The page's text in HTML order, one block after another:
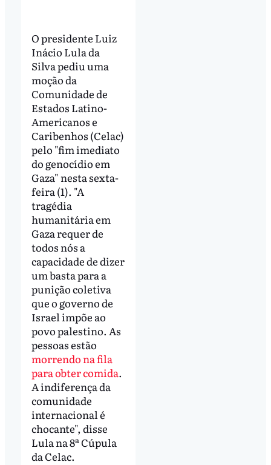
O presidente Luiz
Inácio Lula da
Silva pediu uma
moção da
Comunidade de
Estados Latino-
Americanos e
Caribenhos (Celac)
pelo "fim imediato
do genocídio em
Gaza" nesta sexta-
feira (1). "A
tragédia
humanitária em
Gaza requer de
todos nós a
capacidade de dizer
um basta para a
punição coletiva
que o governo de
Israel impõe ao
povo palestino. As
pessoas estão
morrendo na fila
para obter comida.
A indiferença da
comunidade
internacional é
chocante", disse
Lula na 8ª Cúpula
da Celac.